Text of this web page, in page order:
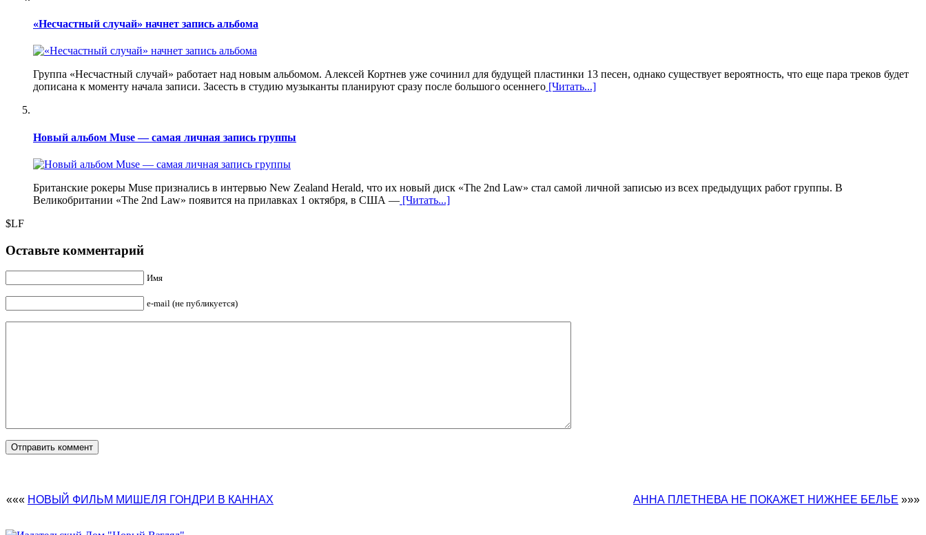
«Несчастный случай» начнет запись альбома
Группа «Несчастный случай» работает над новым альбомом. Алексей Кортнев уже сочинил для будущей пластинки 13 песен, однако существует вероятность, что еще пара треков будет
дописана к моменту начала записи. Засесть в студию музыканты планируют сразу после большого осеннего [Читать...]
Новый альбом Muse — самая личная запись группы
Британские рокеры Muse признались в интервью New Zealand Herald, что их новый диск «The 2nd Law» стал самой личной записью из всех предыдущих работ группы. В
Великобритании «The 2nd Law» появится на прилавках 1 октября, в США — [Читать...]
$LF
Оставьте комментарий
Имя
e-mail (не публикуется)
««« НОВЫЙ ФИЛЬМ МИШЕЛЯ ГОНДРИ В КАННАХ АННА ПЛЕТНЕВА НЕ ПОКАЖЕТ НИЖНЕЕ БЕЛЬЕ »»»